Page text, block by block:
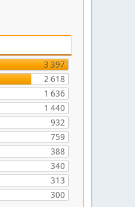
3 397
2 618
1 636
1 440
932
759
388
340
313
300